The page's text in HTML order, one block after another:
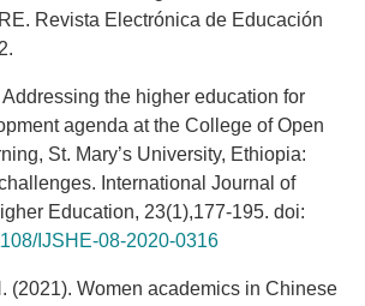
Revista Electrónica de Educación
Addressing the higher education for
agenda at the College of Open
St. Mary’s University, Ethiopia:
International Journal of
Education, 23(1),177-195. doi:
IJSHE-08-2020-0316
(2021). Women academics in Chinese